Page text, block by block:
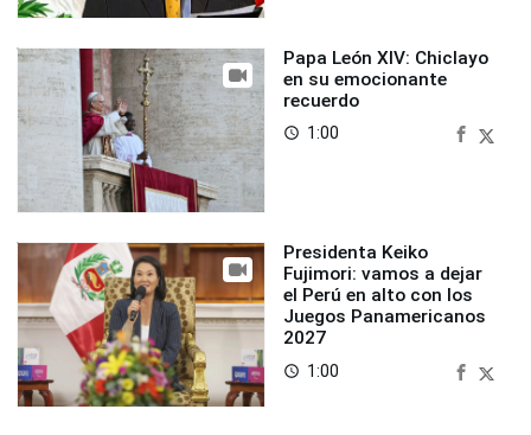
Papa León XIV: Chiclayo
en su emocionante
recuerdo
access_time 1:00
Presidenta Keiko
Fujimori: vamos a dejar
el Perú en alto con los
Juegos Panamericanos
2027
access_time 1:00